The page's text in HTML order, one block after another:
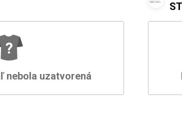
nebola uzatvorená